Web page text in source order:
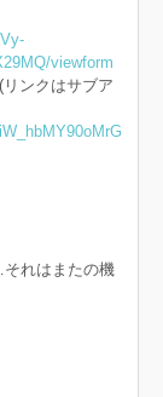
viewform
ンクはサブア
れはまたの機